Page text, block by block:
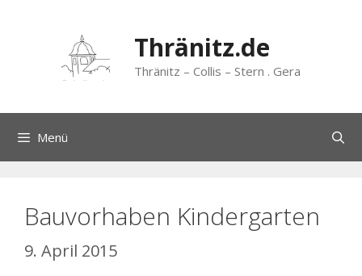
springen
Thränitz.de
Thränitz – Collis – Stern . Gera
Menü
Bauvorhaben Kindergarten
9. April 2015